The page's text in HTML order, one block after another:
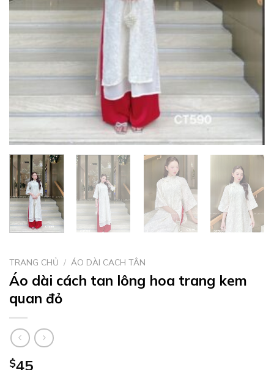
TRANG CHỦ / ÁO DÀI CACH TÂN
Áo dài cách tan lông hoa trang kem
quan đỏ
$45